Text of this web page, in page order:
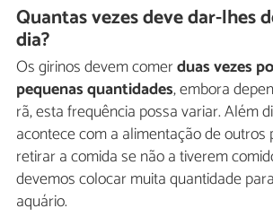
Quantas vezes deve dar-lhes
dia?
Os girinos devem comerduas vezes
pequenas quantidades, embora
rã, esta frequência possa variar. Além
acontece com a alimentação de outros
retirar a comida se não a tiverem
devemos colocar muita quantidade
aquário.